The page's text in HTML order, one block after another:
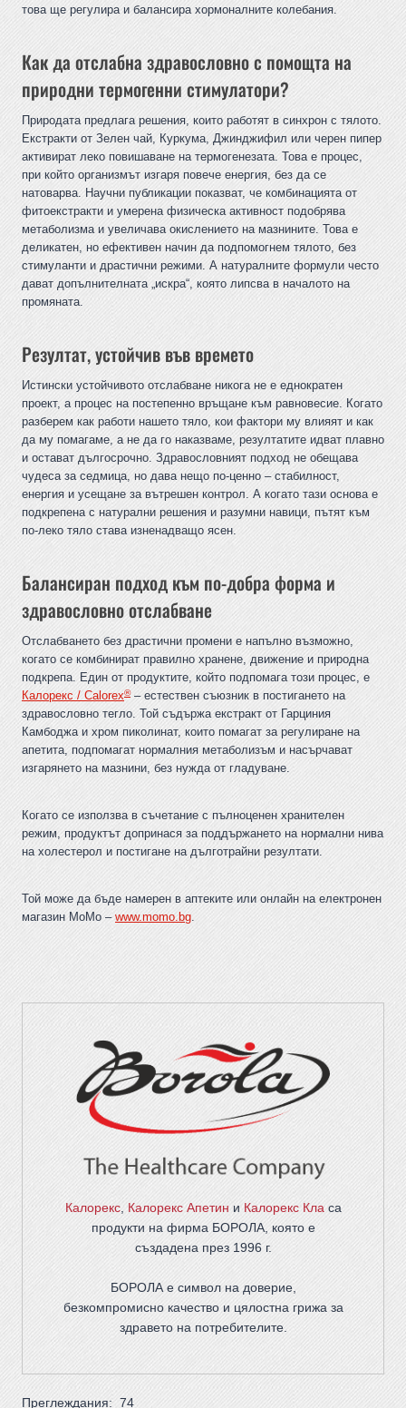
това ще регулира и балансира хормоналните колебания.
Как да отслабна здравословно с помощта на
природни термогенни стимулатори?
Природата предлага решения, които работят в синхрон с тялото.
Екстракти от Зелен чай, Куркума, Джинджифил или черен пипер
активират леко повишаване на термогенезата. Това е процес,
при който организмът изгаря повече енергия, без да се
натоварва. Научни публикации показват, че комбинацията от
фитоекстракти и умерена физическа активност подобрява
метаболизма и увеличава окислението на мазнините. Това е
деликатен, но ефективен начин да подпомогнем тялото, без
стимуланти и драстични режими. А нaтуралните формули често
дават допълнителната „искра“, която липсва в началото на
промяната.
Резултат, устойчив във времето
Истински устойчивото отслабване никога не е еднократен
проект, а процес на постепенно връщане към равновесие. Когато
разберем как работи нашето тяло, кои фактори му влияят и как
да му помагаме, а не да го наказваме, резултатите идват плавно
и остават дългосрочно. Здравословният подход не обещава
чудеса за седмица, но дава нещо по-ценно – стабилност,
енергия и усещане за вътрешен контрол. А когато тази основа е
подкрепена с натурални решения и разумни навици, пътят към
по-леко тяло става изненадващо ясен.
Балансиран подход към по-добра форма и
здравословно отслабване
Отслабването без драстични промени е напълно възможно,
когато се комбинират правилно хранене, движение и природна
подкрепа. Един от продуктите, който подпомага този процес, е
Калорекс / Calorex®– естествен съюзник в постигането на
здравословно тегло. Той съдържа екстракт от Гарциния
Камбоджа и хром пиколинат, които помагат за регулиране на
апетита, подпомагат нормалния метаболизъм и насърчават
изгарянето на мазнини, без нужда от гладуване.
Когато се използва в съчетание с пълноценен хранителен
режим, продуктът допринася за поддържането на нормални нива
на холестерол и постигане на дълготрайни резултати.
Той може да бъде намерен в аптеките или онлайн на електронен
магазин MoMo – www.momo.bg.
Калорекс,Калорекс Апетин и Калорекс Класа
продукти на фирма БОРОЛА, която е
създадена през 1996 г.
БОРОЛА е символ на доверие,
безкомпромисно качество и цялостна грижа за
здравето на потребителите.
Преглеждания: 74